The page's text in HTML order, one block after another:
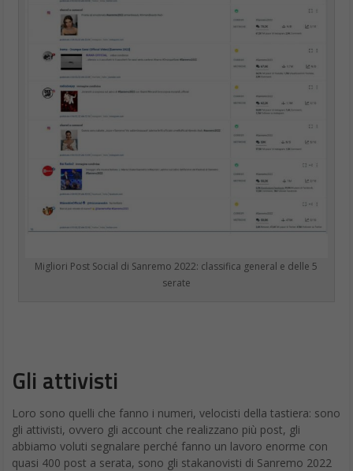
Migliori Post Social di Sanremo 2022: classifica general e delle 5
serate
Gli attivisti
Loro sono quelli che fanno i numeri, velocisti della tastiera: sono
gli attivisti, ovvero gli account che realizzano più post, gli
abbiamo voluti segnalare perché fanno un lavoro enorme con
quasi 400 post a serata, sono gli stakanovisti di Sanremo 2022